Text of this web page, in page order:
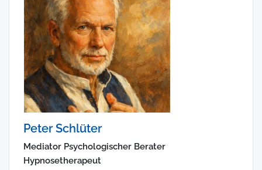
Peter Schlüter
Mediator Psychologischer Berater
Hypnosetherapeut